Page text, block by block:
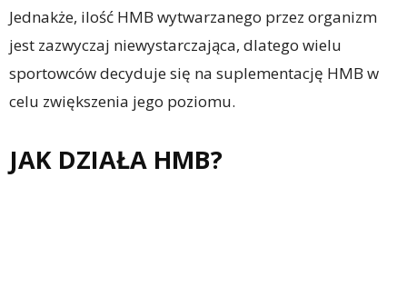
Jednakże, ilość HMB wytwarzanego przez organizm
jest zazwyczaj niewystarczająca, dlatego wielu
sportowców decyduje się na suplementację HMB w
celu zwiększenia jego poziomu.
JAK DZIAŁA HMB?